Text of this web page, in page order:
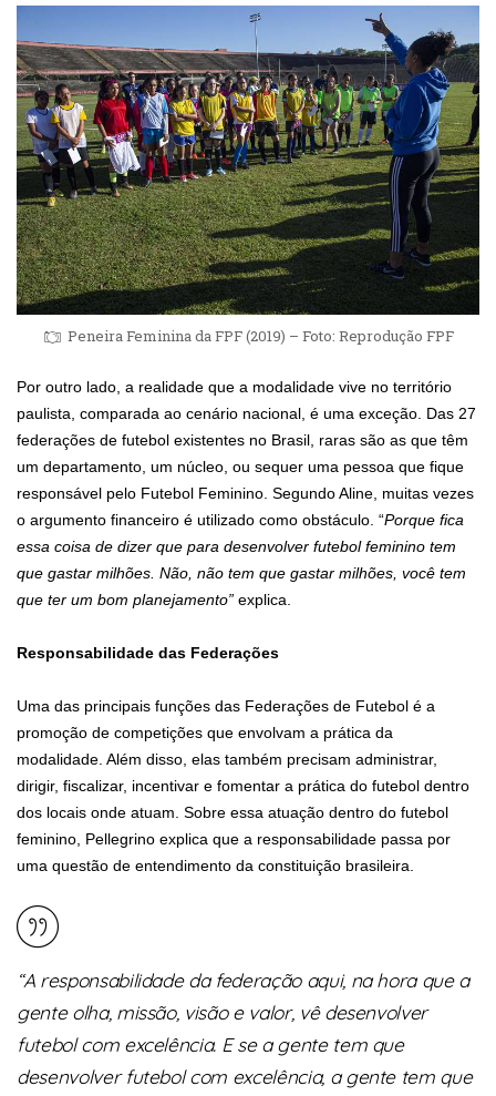
Peneira Feminina da FPF (2019) – Foto: Reprodução FPF
Por outro lado, a realidade que a modalidade vive no território
paulista, comparada ao cenário nacional, é uma exceção. Das 27
federações de futebol existentes no Brasil, raras são as que têm
um departamento, um núcleo, ou sequer uma pessoa que fique
responsável pelo Futebol Feminino. Segundo Aline, muitas vezes
o argumento financeiro é utilizado como obstáculo. “Porque fica
essa coisa de dizer que para desenvolver futebol feminino tem
que gastar milhões. Não, não tem que gastar milhões, você tem
que ter um bom planejamento” explica.
Responsabilidade das Federações
Uma das principais funções das Federações de Futebol é a
promoção de competições que envolvam a prática da
modalidade. Além disso, elas também precisam administrar,
dirigir, fiscalizar, incentivar e fomentar a prática do futebol dentro
dos locais onde atuam. Sobre essa atuação dentro do futebol
feminino, Pellegrino explica que a responsabilidade passa por
uma questão de entendimento da constituição brasileira.
“A responsabilidade da federação aqui, na hora que a
gente olha, missão, visão e valor, vê desenvolver
futebol com excelência. E se a gente tem que
desenvolver futebol com excelência, a gente tem que